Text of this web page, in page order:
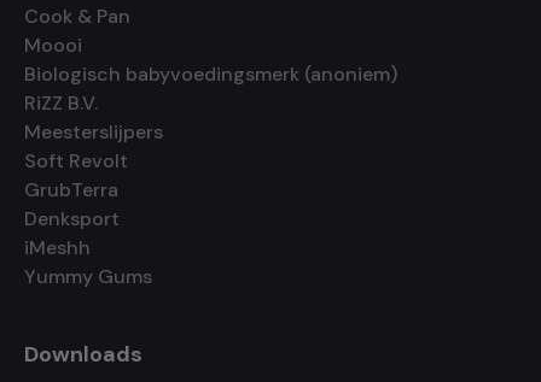
Cook & Pan
Moooi
Biologisch babyvoedingsmerk (anoniem)
RiZZ B.V.
Meesterslijpers
Soft Revolt
GrubTerra
Denksport
iMeshh
Yummy Gums
Downloads